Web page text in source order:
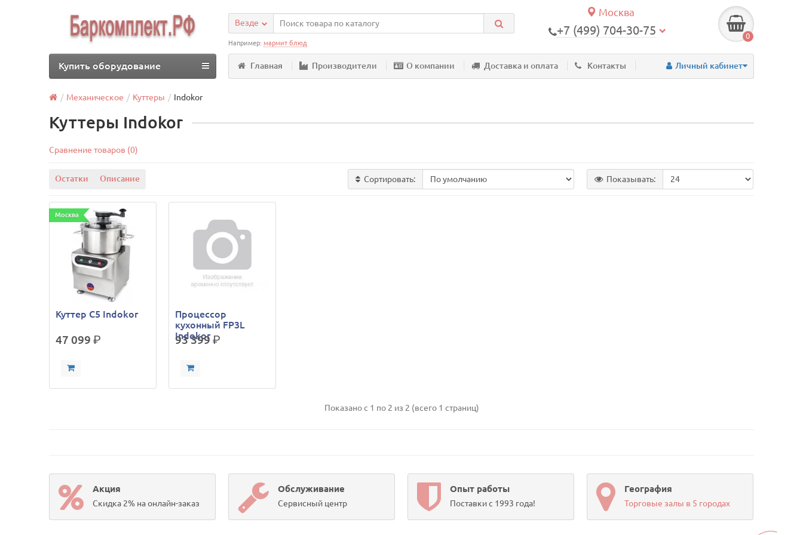
Москва
+7 (499) 704-30-75 0
Везде
Например:мармит блюд
Главная Производители О компании Доставка и оплата Контакты Личный кабинет
Купить оборудование
Механическое Куттеры Indokor
Куттеры Indokor
Сравнение товаров (0)
Остатки Описание Сортировать: Показывать:
Москва
Куттер С5 Indokor
47 099р.
Процессор
кухонный FP3L
Indokor
93 399р.
Показано с 1 по 2 из 2 (всего 1 страниц)
Акция
Скидка 2% на онлайн-заказ
Обслуживание
Сервисный центр
Опыт работы
Поставки с 1993 года!
География
Торговые залы в 5 городах